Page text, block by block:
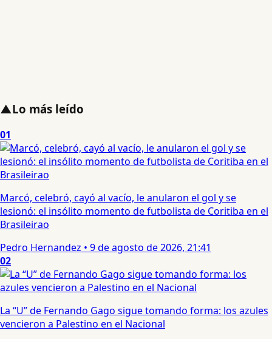
▲Lo más leído
01
Marcó, celebró, cayó al vacío, le anularon el gol y se
lesionó: el insólito momento de futbolista de Coritiba en el
Brasileirao
Pedro Hernandez • 9 de agosto de 2026, 21:41
02
La “U” de Fernando Gago sigue tomando forma: los azules
vencieron a Palestino en el Nacional